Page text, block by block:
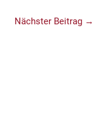
Nächster Beitrag →